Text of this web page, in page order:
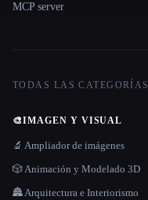
MCP server
TODAS LAS CATEGORÍAS
🎨IMAGEN Y VISUAL
🔬 Ampliador de imágenes
🎲 Animación y Modelado 3D
🏯 Arquitectura e Interiorismo